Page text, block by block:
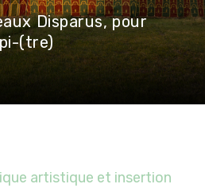
Disparus, pour
(tre)
artistique et insertion